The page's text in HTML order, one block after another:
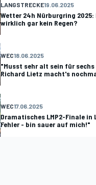
LANGSTRECKE19.06.2025
Wetter 24h Nürburgring 2025:
wirklich gar kein Regen?
WEC18.06.2025
"Musst sehr alt sein für sechs
Richard Lietz macht's
WEC17.06.2025
Dramatisches LMP2-Finale in
Fehler - bin sauer auf mich!"